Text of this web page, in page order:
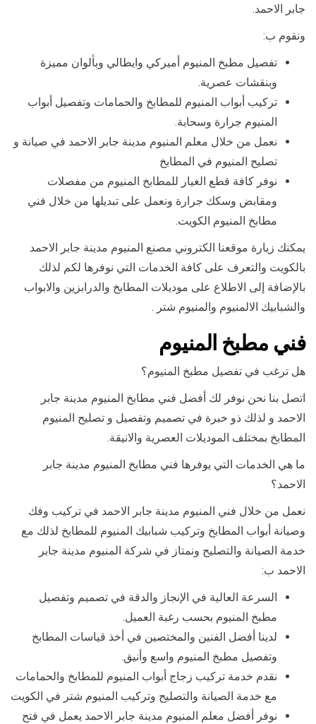
جابر الاحمد.
ونقوم ب:
تفصيل مطبخ المنيوم أميركي وايطالي وبألوان مميزة
وبنقشات عصرية.
تركيب أبواب المنيوم للمطابخ والحمامات وتفصيل أبواب
المنيوم جرارة وسحابة.
نعمل من خلال معلم المنيوم مدينة جابر الاحمد في صيانة و
تصليح المنيوم في المطابخ
نوفر كافة قطع الغيار للمطابخ المنيوم من مفصلات
ومقابض وسكك جرارة ونعمل على تبديلها من خلال فني
مطابخ المنيوم الكويت.
يمكنك زيارة موقعنا الكتروني مصنع المنيوم مدينة جابر الاحمد
بالكويت والتعرف على كافة الخدمات التي نوفرها لكم لذلك
بالإضافة إلى الاطلاع على موديلات المطابخ والدرابزين والابواب
والشبابيك الالمنيوم والمنيوم شتر .
فني مطبخ المنيوم
هل ترغب في تفصيل مطبخ المنيوم؟
اتصل بنا نحن نوفر لك أفضل فني مطابخ المنيوم مدينة جابر
الاحمد و لذلك ذو خبرة في تصميم وتفصيل و تصليح المنيوم
المطابخ بمختلف الموديلات العصرية والانيقة.
ما هي الخدمات التي يوفرها فني مطابخ المنيوم مدينة جابر
الاحمد؟
نعمل من خلال فني المنيوم مدينة جابر الاحمد في تركيب وفك
وصيانة أبواب المطابخ وتركيب شبابيك المنيوم للمطابخ لذلك مع
خدمة الصيانة والتصليح ونمتاز في شركة المنيوم مدينة جابر
الاحمد ب:
السرعة العالية في الإنجاز والدقة في تصميم وتفصيل
مطبخ المنيوم بحسب رغبة العميل.
لدينا أفضل الفنين والمختصين في أخذ قياسات المطابخ
وتفصيل مطبخ المنيوم واسع وأنيق.
نقدم خدمة تركيب زجاج أبواب المنيوم للمطابخ والحمامات
مع خدمة الصيانة والتصليح وتركيب المنيوم شتر في الكويت
نوفر أفضل معلم المنيوم مدينة جابر الاحمد يعمل في فتح